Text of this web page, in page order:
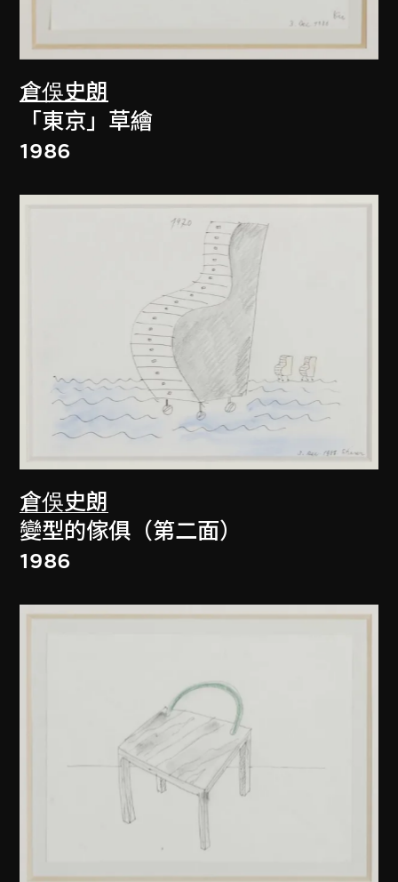
倉俁史朗
「東京」草繪
1986
倉俁史朗
變型的傢俱（第二面）
1986